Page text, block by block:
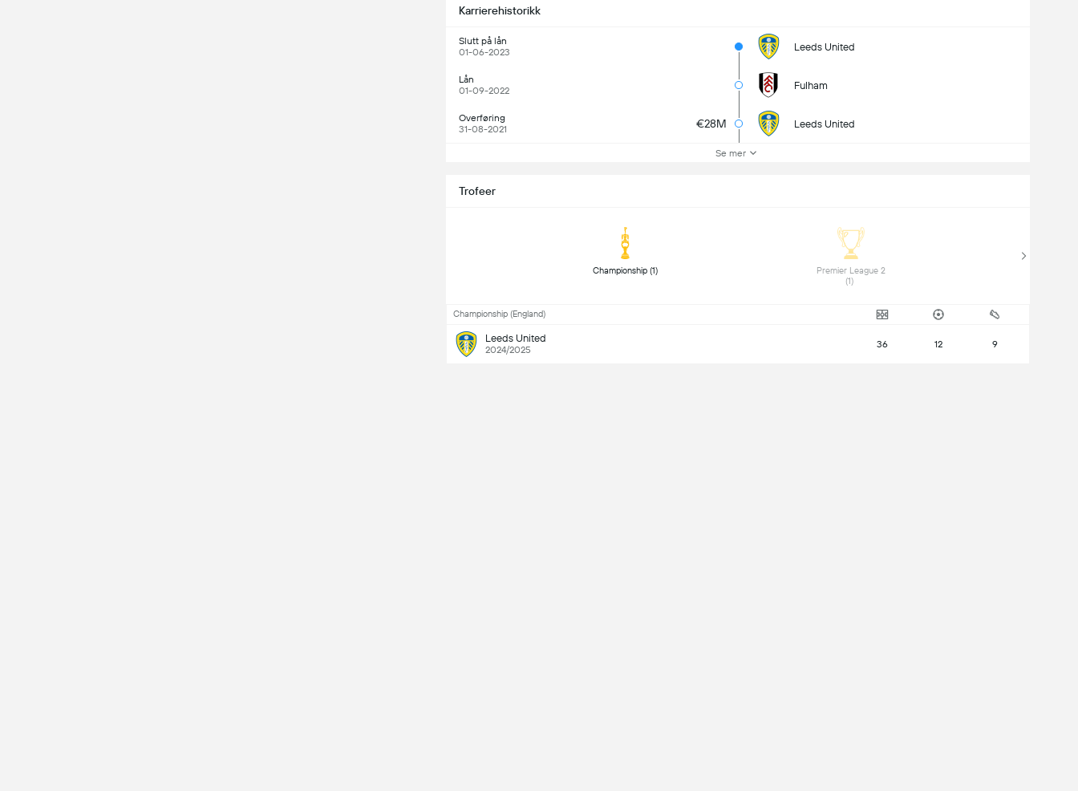
Karrierehistorikk
Slutt på lån
01-06-2023
Leeds United
Lån
01-09-2022
Fulham
Overføring
31-08-2021
€28M Leeds United
Se mer
Trofeer
Championship (1)
Premier League 2
Championship (England)
Leeds United
2024/2025 36 12 9